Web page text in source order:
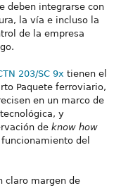
deben integrarse con
la vía e incluso la
de la empresa
203/SC 9x tienen el
Paquete ferroviario,
en un marco de
y
de know how
del
claro margen de